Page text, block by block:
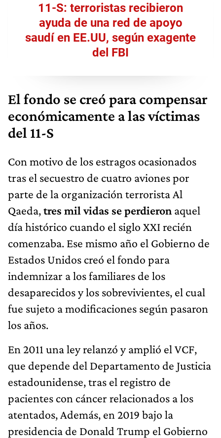
11-S: terroristas recibieron
ayuda de una red de apoyo
saudí en EE.UU, según exagente
del FBI
El fondo se creó para compensar
económicamente a las víctimas
del 11-S
Con motivo de los estragos ocasionados
tras el secuestro de cuatro aviones por
parte de la organización terrorista Al
Qaeda,tres mil vidas se perdieron aquel
día histórico cuando el siglo XXI recién
comenzaba. Ese mismo año el Gobierno de
Estados Unidos creó el fondo para
indemnizar a los familiares de los
desaparecidos y los sobrevivientes, el cual
fue sujeto a modificaciones según pasaron
los años.
En 2011 una ley relanzó y amplió el VCF,
que depende del Departamento de Justicia
estadounidense, tras el registro de
pacientes con cáncer relacionados a los
atentados, Además, en 2019 bajo la
presidencia de Donald Trump el Gobierno